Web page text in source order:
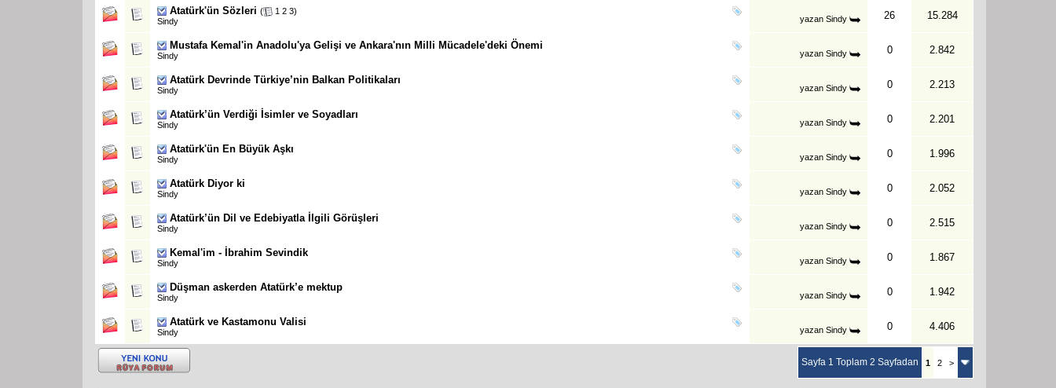
Atatürk'ün Sözleri ( 1 2 3)
Sindy
yazan Sindy 26 15.284
Mustafa Kemal'in Anadolu'ya Gelişi ve Ankara'nın Milli Mücadele'deki Önemi
Sindy yazan Sindy 0 2.842
Atatürk Devrinde Türkiye’nin Balkan Politikaları
Sindy yazan Sindy 0 2.213
Atatürk’ün Verdiği İsimler ve Soyadları
Sindy yazan Sindy 0 2.201
Atatürk'ün En Büyük Aşkı
Sindy yazan Sindy 0 1.996
Atatürk Diyor ki
Sindy yazan Sindy 0 2.052
Atatürk’ün Dil ve Edebiyatla İlgili Görüşleri
Sindy yazan Sindy 0 2.515
Kemal'im - İbrahim Sevindik
Sindy yazan Sindy 0 1.867
Düşman askerden Atatürk’e mektup
Sindy yazan Sindy 0 1.942
Atatürk ve Kastamonu Valisi
Sindy yazan Sindy 0 4.406
Sayfa 1 Toplam 2 Sayfadan 1 2 >